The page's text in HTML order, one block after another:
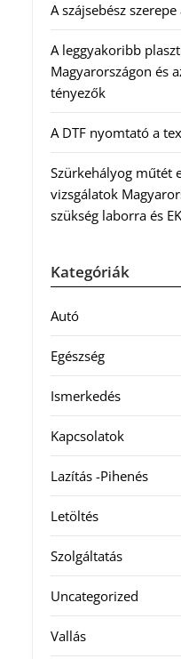
A szájsebész
A leggyakoribb
Magyarországon és
tényezők
A DTF nyomtató a
Szürkehályog műtét
vizsgálatok
szükség laborra és
Kategóriák
Autó
Egészség
Ismerkedés
Kapcsolatok
Lazítás -Pihenés
Letöltés
Szolgáltatás
Uncategorized
Vallás